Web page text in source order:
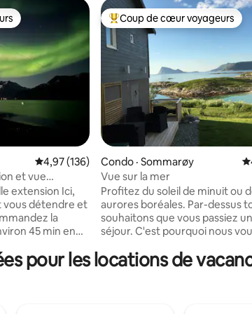
Note moyenne de 4,97 sur 5, 136
4,97 (136)
et vue
extension Ici,
vous détendre et
45 min en
le plus proche
la
Coup de cœur voyageurs
Coup de cœur voyageurs
Condo · Sommarøy
Vue sur la mer
Profitez du soleil de minuit ou
aurores boréales. Par-dessus tout, nous
souhaitons que vous passiez
séjour. C'est pourquoi nous
de raquettes, de canoës, de
chauffage, de barbecues et de
pour les locations de